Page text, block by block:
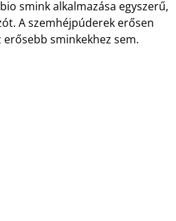
smink alkalmazása egyszerű,
A szemhéjpúderek erősen
sminkekhez sem.